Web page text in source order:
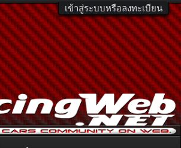
เข้าสู่ระบบหรือลงทะเบียน